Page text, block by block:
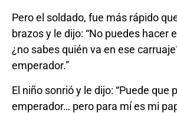
Pero el soldado, fue más rápido
brazos y le dijo: “No puedes hacer
¿no sabes quién va en ese
emperador.”
El niño sonrió y le dijo: “Puede que
emperador… pero para mí es mi